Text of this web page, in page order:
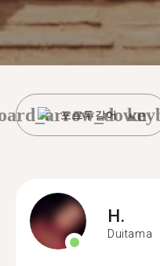
포르투갈어
H.
Duitama